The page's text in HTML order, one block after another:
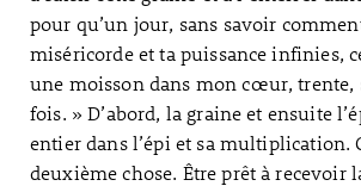
pour qu’un jour, sans savoir
miséricorde et ta puissance infinies,
une moisson dans mon cœur, trente,
fois. » D’abord, la graine et ensuite
entier dans l’épi et sa multiplication.
deuxième chose. Être prêt à recevoir